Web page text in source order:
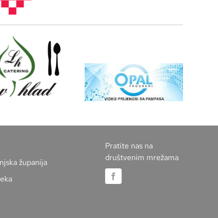
županija
Pratite nas na
društvenim mrežama